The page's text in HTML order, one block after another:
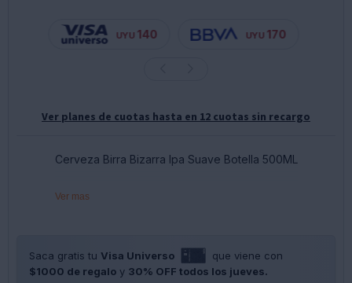
UYU 140 UYU 170
Ver planes de cuotas hasta en 12 cuotas sin recargo
Cerveza Birra Bizarra Ipa Suave Botella 500ML
Ver mas
Saca gratis tu Visa Universo
que viene con
$1000 de regalo y 30% OFF todos los jueves.